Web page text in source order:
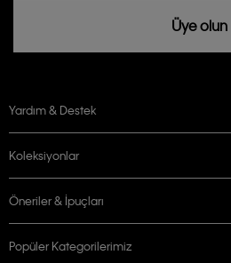
Üye olun
Yardım & Destek
Koleksiyonlar
Öneriler & İpuçları
Popüler Kategorilerimiz